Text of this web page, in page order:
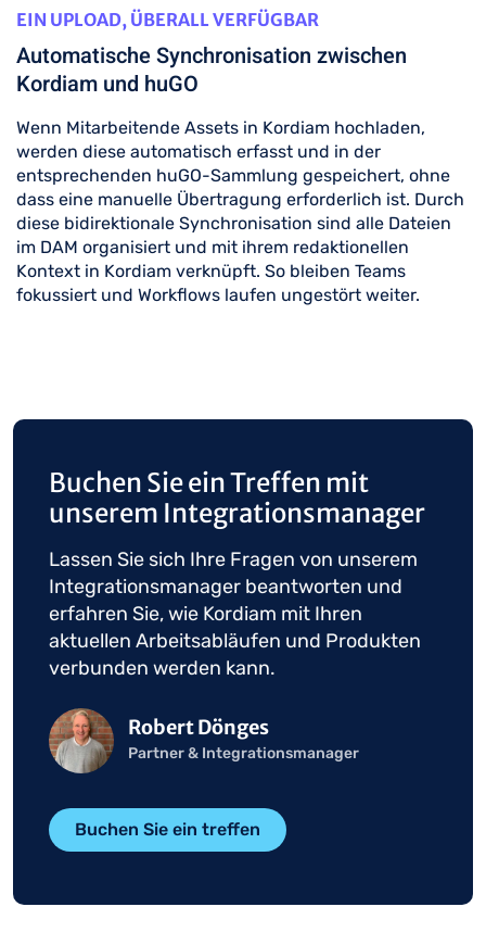
EIN UPLOAD, ÜBERALL VERFÜGBAR
Automatische Synchronisation zwischen
Kordiam und huGO
Wenn Mitarbeitende Assets in Kordiam hochladen,
werden diese automatisch erfasst und in der
entsprechenden huGO-Sammlung gespeichert, ohne
dass eine manuelle Übertragung erforderlich ist. Durch
diese bidirektionale Synchronisation sind alle Dateien
im DAM organisiert und mit ihrem redaktionellen
Kontext in Kordiam verknüpft. So bleiben Teams
fokussiert und Workflows laufen ungestört weiter.
Buchen Sie ein Treffen mit
unserem Integrationsmanager
Lassen Sie sich Ihre Fragen von unserem
Integrationsmanager beantworten und
erfahren Sie, wie Kordiam mit Ihren
aktuellen Arbeitsabläufen und Produkten
verbunden werden kann.
Buchen Sie ein treffen
Bild Robert Dönges
Partner & Integrationsmanager